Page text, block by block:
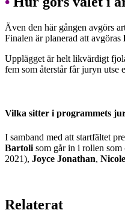
Även den här gången avgörs
Finalen är planerad att avgöras
Upplägget är helt likvärdigt
fem som återstår får juryn
Vilka sitter i programmets
I samband med att startfältet
Bartoli som går in i rollen som
2021), Joyce Jonathan,
Relaterat